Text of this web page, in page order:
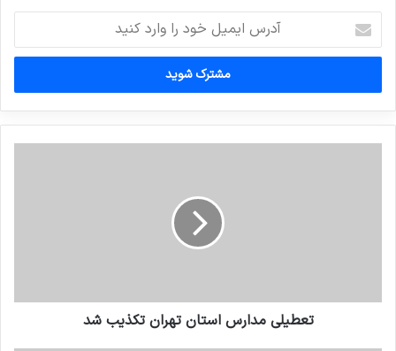
ایمیل
خود
وارد
کنید
تعطیلی مدارس استان تهران تکذیب شد